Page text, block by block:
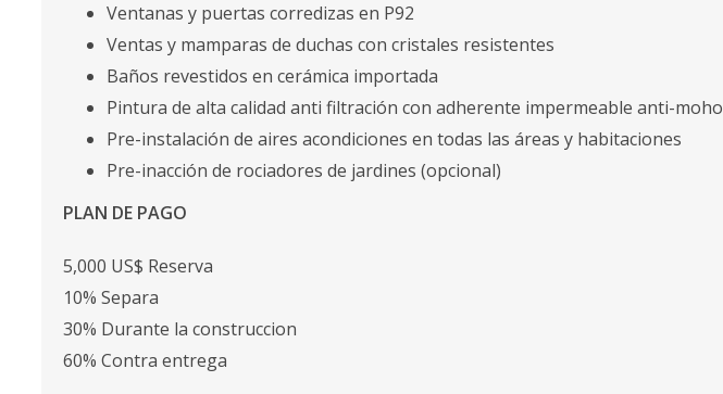
Ventanas y puertas corredizas en P92
Ventas y mamparas de duchas con cristales resistentes
Baños revestidos en cerámica importada
Pintura de alta calidad anti filtración con adherente impermeable anti-moho
Pre-instalación de aires acondiciones en todas las áreas y habitaciones
Pre-inacción de rociadores de jardines (opcional)
PLAN DE PAGO
5,000 US$ Reserva
10% Separa
30% Durante la construccion
60% Contra entrega